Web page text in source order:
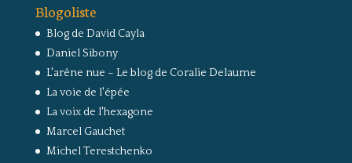
Blogoliste
Blog de David Cayla
Daniel Sibony
L'arêne nue – Le blog de Coralie Delaume
La voie de l'épée
La voix de l'hexagone
Marcel Gauchet
Michel Terestchenko